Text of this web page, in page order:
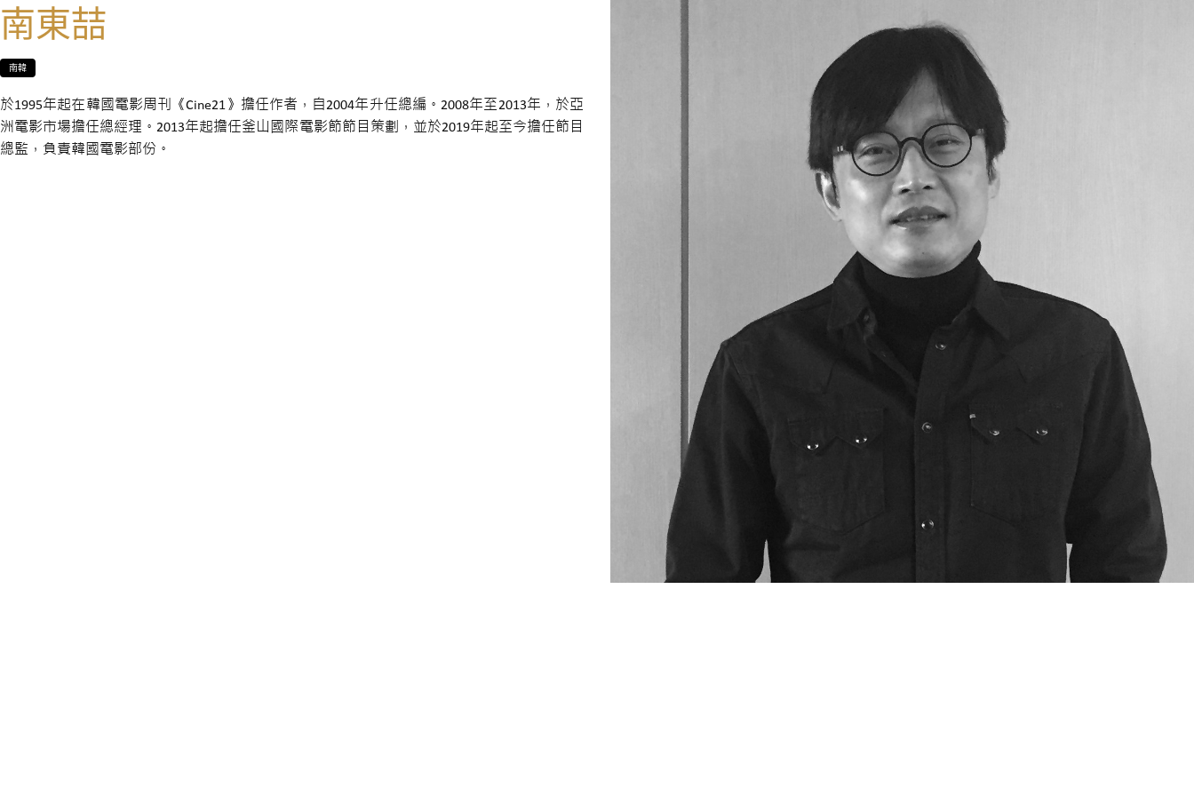
南東喆
南韓
於1995年起在韓國電影周刊《Cine21》擔任作者，自2004年升任總編。2008年至2013年，於亞
洲電影市場擔任總經理。2013年起擔任釜山國際電影節節目策劃，並於2019年起至今擔任節目
總監，負責韓國電影部份。